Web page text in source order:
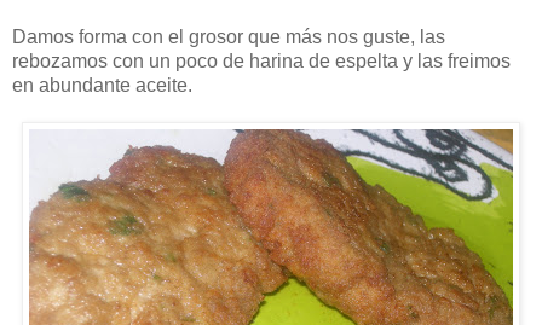
Damos forma con el grosor que más nos guste, las
rebozamos con un poco de harina de espelta y las freimos
en abundante aceite.